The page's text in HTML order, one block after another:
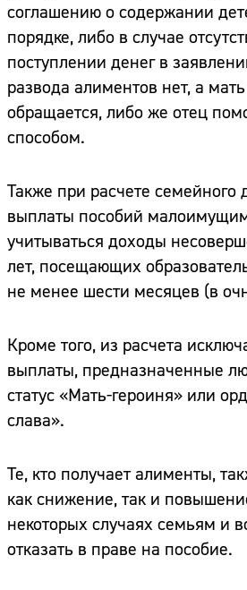
соглашению о содержании
порядке, либо в случае
поступлении денег в
развода алиментов нет, а
обращается, либо же отец
способом.
Также при расчете семейного
выплаты пособий
учитываться доходы
лет, посещающих
не менее шести месяцев (в
Кроме того, из расчета
выплаты, предназначенные
статус «Мать-героиня» или
слава».
Те, кто получает алименты,
как снижение, так и
некоторых случаях семьям и
отказать в праве на пособие.